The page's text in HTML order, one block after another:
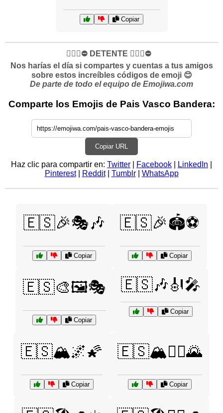
Copiar
✋🏻🛑⛔️ DETENTE ✋🏻🛑⛔️
Nos harías el día si compartes y cuentas a tus amigos
sobre estos increíbles códigos de emoji 😊
De parte de todo el equipo de Emojiwa.com
Comparte los Emojis de Pais Vasco Bandera:
Copiar URL
Haz clic para compartir en: Twitter Facebook LinkedIn
Pinterest| Reddit| Tumblr| WhatsApp
🇪🇸🎉🎭🎶
Copiar
🇪🇸🎉🏟️⚽
Copiar
🇪🇸🎨🖼️🎭
Copiar
🇪🇸🎶🎻🎤
Copiar
🇪🇸🏔️🌌🌠
Copiar
🇪🇸🏔️🚶‍♂️🌄
Copiar